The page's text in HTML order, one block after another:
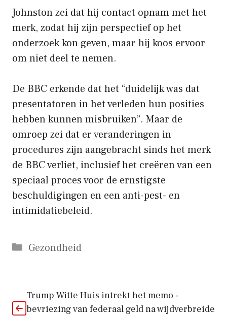
Johnston zei dat hij contact opnam met het
merk, zodat hij zijn perspectief op het
onderzoek kon geven, maar hij koos ervoor
om niet deel te nemen.
De BBC erkende dat het “duidelijk was dat
presentatoren in het verleden hun posities
hebben kunnen misbruiken”. Maar de
omroep zei dat er veranderingen in
procedures zijn aangebracht sinds het merk
de BBC verliet, inclusief het creëren van een
speciaal proces voor de ernstigste
beschuldigingen en een anti-pest- en
intimidatiebeleid.
Categorieën
Gezondheid
Trump Witte Huis intrekt het memo -
bevriezing van federaal geld na wijdverbreide